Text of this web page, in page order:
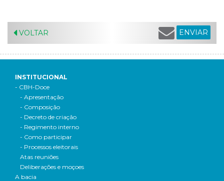
VOLTAR ENVIAR
INSTITUCIONAL
- CBH-Doce
- Apresentação
- Composição
- Decreto de criação
- Regimento interno
- Como participar
- Processos eleitorais
Atas reuniões
Deliberações e moçoes
A bacia